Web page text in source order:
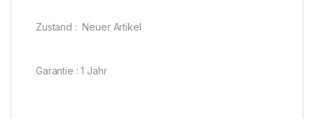
Zustand : Neuer Artikel
Garantie : 1 Jahr